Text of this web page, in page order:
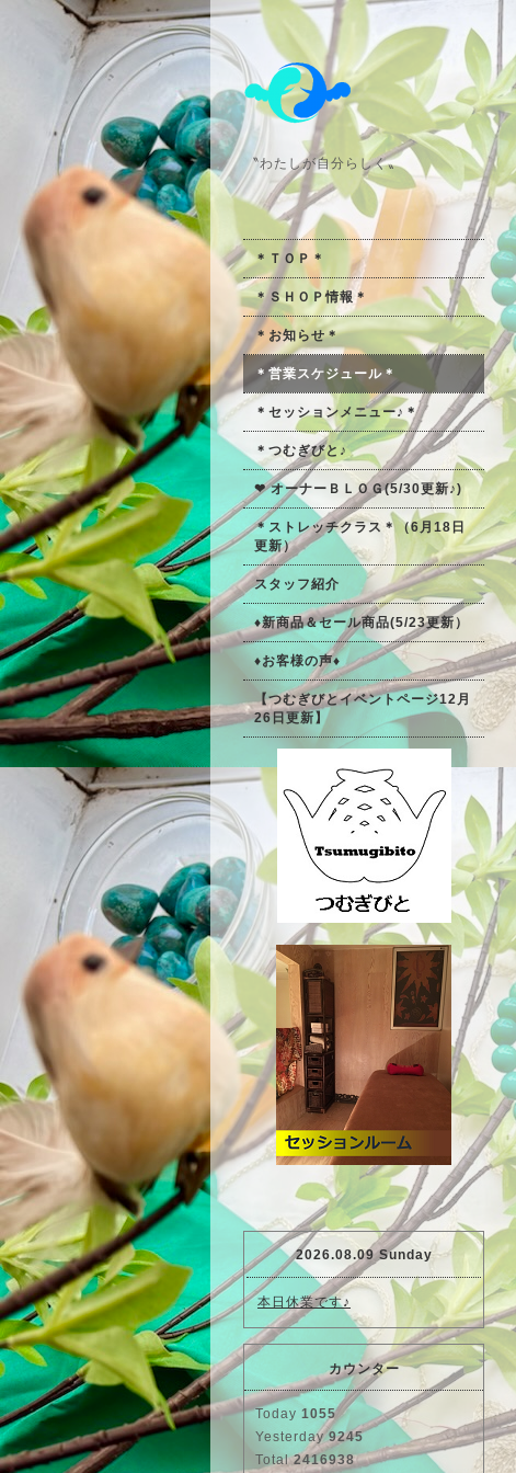
〝わたしが自分らしく〟
＊ＴＯＰ＊
＊ＳＨＯＰ情報＊
＊お知らせ＊
＊営業スケジュール＊
＊セッションメニュー♪＊
＊つむぎびと♪
❤ オーナーＢＬＯＧ(5/30更新♪)
＊ストレッチクラス＊（6月18日
更新）
スタッフ紹介
♦新商品＆セール商品(5/23更新）
♦お客様の声♦
【つむぎびとイベントページ12月
26日更新】
2026.08.09 Sunday
本日休業です♪
カウンター
Today 1055
Yesterday9245
Total2416938